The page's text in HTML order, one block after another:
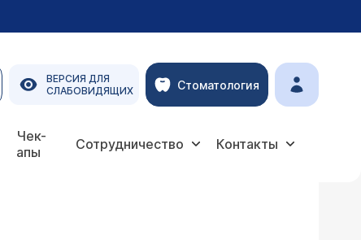
ВЕРСИЯ ДЛЯ
СЛАБОВИДЯЩИХ
Стоматология
Чек-
апы
Сотрудничество Контакты